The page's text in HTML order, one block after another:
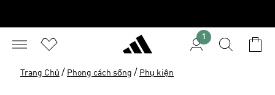
1
Trang Chủ / Phong cách sống / Phụ kiện